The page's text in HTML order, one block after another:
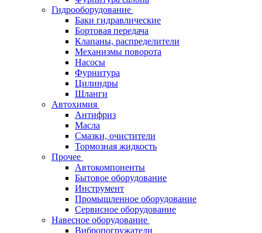
Гидрооборудование
Баки гидравлические
Бортовая передача
Клапаны, распределители
Механизмы поворота
Насосы
Фурнитура
Цилиндры
Шланги
Автохимия
Антифриз
Масла
Смазки, очистители
Тормозная жидкость
Прочее
Автокомпоненты
Бытовое оборудование
Инструмент
Промышленное оборудование
Сервисное оборудование
Навесное оборудование
Вибропогружатели